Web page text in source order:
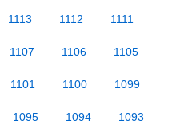
1113 1112 1111
1107 1106 1105
1101 1100 1099
1095 1094 1093